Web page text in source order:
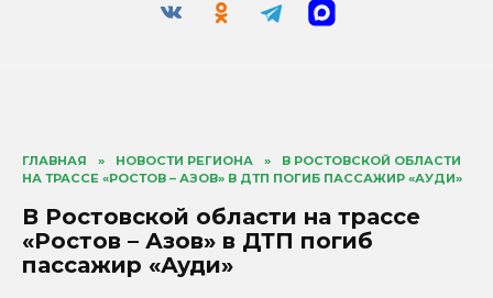
ГЛАВНАЯ » НОВОСТИ РЕГИОНА »
В РОСТОВСКОЙ ОБЛАСТИ
НА ТРАССЕ «РОСТОВ – АЗОВ» В ДТП ПОГИБ ПАССАЖИР «АУДИ»
В Ростовской области на трассе
«Ростов – Азов» в ДТП погиб
пассажир «Ауди»